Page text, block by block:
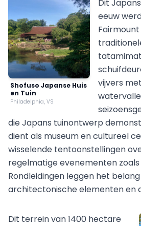
Shofuso Japanse Huis
en Tuin
Philadelphia, VS
Dit
eeuw
vijvers
die Japans tuinontwerp
dient als museum en cultureel
wisselende tentoonstellingen
regelmatige evenementen
Rondleidingen leggen het
architectonische elementen en
Dit terrein van 1400 hectare